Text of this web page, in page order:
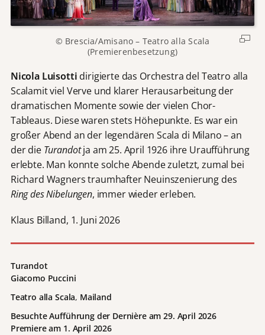
© Brescia/Amisano – Teatro alla Scala
(Premierenbesetzung)
Nicola Luisotti dirigierte das Orchestra del Teatro alla
Scalamit viel Verve und klarer Herausarbeitung der
dramatischen Momente sowie der vielen Chor-
Tableaus. Diese waren stets Höhepunkte. Es war ein
großer Abend an der legendären Scala di Milano – an
der die Turandotja am 25. April 1926 ihre Uraufführung
erlebte. Man konnte solche Abende zuletzt, zumal bei
Richard Wagners traumhafter Neuinszenierung des
Ring des Nibelungen, immer wieder erleben.
Klaus Billand, 1. Juni 2026
Turandot
Giacomo Puccini
Teatro alla Scala, Mailand
Besuchte Aufführung der Dernière am 29. April 2026
Premiere am 1. April 2026